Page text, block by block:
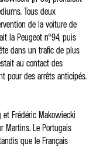
Tous deux
de la voiture de
la Peugeot n°94, puis
dans un trafic de plus
au contact des
pour des arrêts anticipés.
Frédéric Makowiecki
Martins. Le Portugais
que le Français